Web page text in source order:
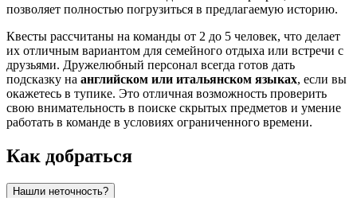
позволяет полностью погрузиться в предлагаемую историю.
Квесты рассчитаны на команды от 2 до 5 человек, что делает
их отличным вариантом для семейного отдыха или встречи с
друзьями. Дружелюбный персонал всегда готов дать
подсказку на английском или итальянском языках, если вы
окажетесь в тупике. Это отличная возможность проверить
свою внимательность в поиске скрытых предметов и умение
работать в команде в условиях ограниченного времени.
Как добраться
Нашли неточность?